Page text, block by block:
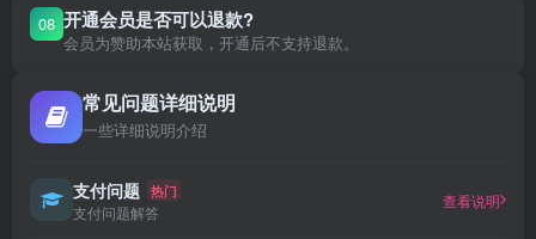
08 开通会员是否可以退款?
会员为赞助本站获取，开通后不支持退款。
常见问题详细说明
一些详细说明介绍
支付问题 热门
支付问题解答
查看说明